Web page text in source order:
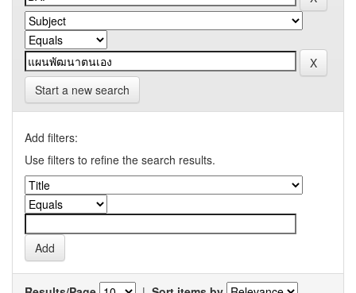
Start a new search
Add filters:
Use filters to refine the search results.